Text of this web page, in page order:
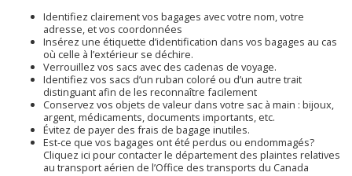
Identifiez clairement vos bagages avec votre nom, votre
adresse, et vos coordonnées
Insérez une étiquette d’identification dans vos bagages au cas
où celle à l’extérieur se déchire.
Verrouillez vos sacs avec des cadenas de voyage.
Identifiez vos sacs d’un ruban coloré ou d’un autre trait
distinguant afin de les reconnaître facilement
Conservez vos objets de valeur dans votre sac à main : bijoux,
argent, médicaments, documents importants, etc.
Évitez de payer des frais de bagage inutiles.
Est-ce que vos bagages ont été perdus ou endommagés?
Cliquez ici pour contacter le département des plaintes relatives
au transport aérien de l’Office des transports du Canada